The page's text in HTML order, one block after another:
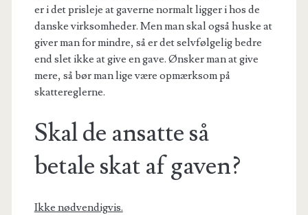
er i det prisleje at gaverne normalt ligger i hos de
danske virksomheder. Men man skal også huske at
giver man for mindre, så er det selvfølgelig bedre
end slet ikke at give en gave. Ønsker man at give
mere, så bør man lige være opmærksom på
skattereglerne.
Skal de ansatte så
betale skat af gaven?
Ikke nødvendigvis.